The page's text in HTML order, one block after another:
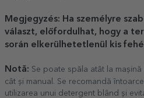
Megjegyzés: Ha személyre
választ, előfordulhat, hogy a
során elkerülhetetlenül kis
Notă: Se poate spăla atât la
cât și manual. Se recomandă
utilizarea unui detergent blând și